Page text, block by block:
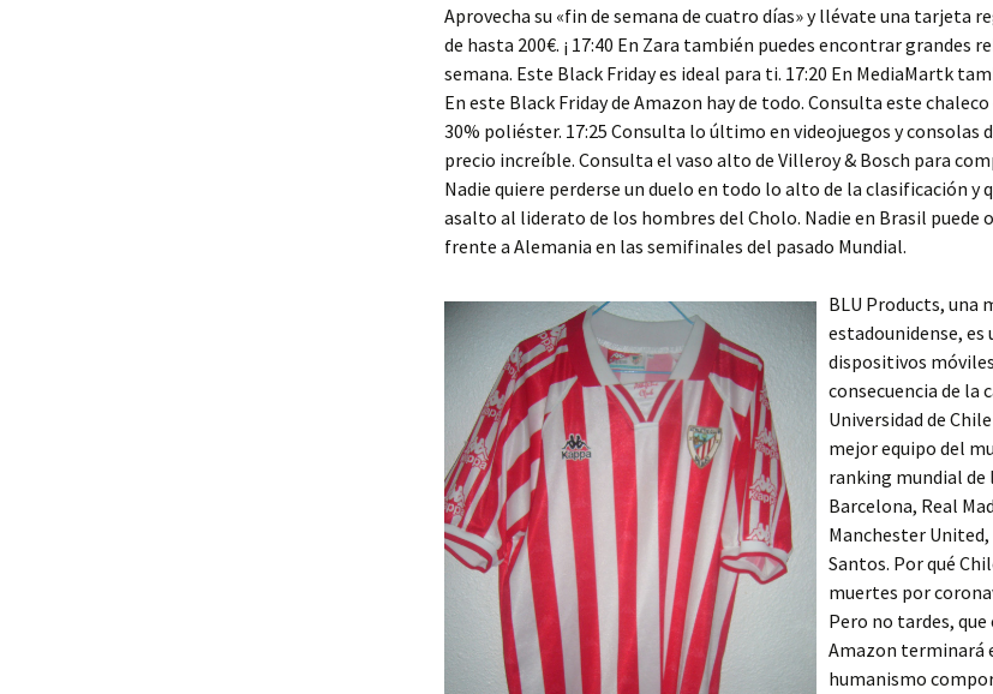
Aprovecha su «fin de semana de cuatro días» y llévate una tarjeta
de hasta 200€. ¡ 17:40 En Zara también puedes encontrar grandes
semana. Este Black Friday es ideal para ti. 17:20 En MediaMartk
En este Black Friday de Amazon hay de todo. Consulta este
30% poliéster. 17:25 Consulta lo último en videojuegos y consolas
precio increíble. Consulta el vaso alto de Villeroy & Bosch para
Nadie quiere perderse un duelo en todo lo alto de la clasificación y
asalto al liderato de los hombres del Cholo. Nadie en Brasil puede
frente a Alemania en las semifinales del pasado Mundial.
BLU Products, una
estadounidense, es
dispositivos
consecuencia de la
Universidad de
mejor equipo del
ranking mundial de
Barcelona, Real
Manchester
Santos. Por qué
muertes por
Pero no tardes,
Amazon terminará
humanismo